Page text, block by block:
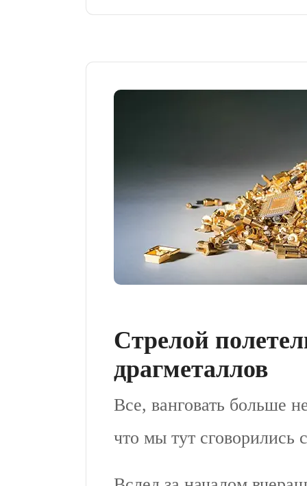
Стрелой
драгметаллов
Все, ванговать больше
что мы тут сговорились